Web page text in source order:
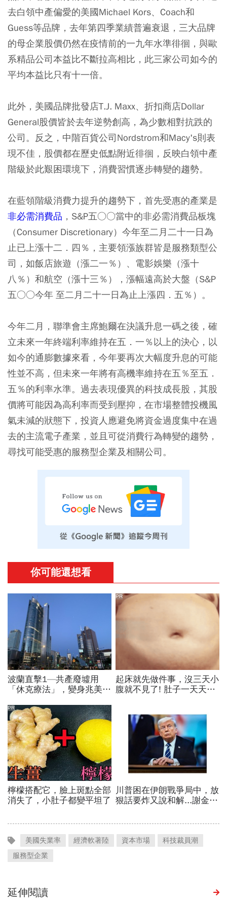
去白領中產偏愛的美國Michael Kors、Coach和
Guess等品牌，去年第四季業績普遍衰退，三大品牌
的母企業股價仍然在疫情前的一九年水準徘徊，與歐
系精品公司本益比不斷拉高相比，此三家公司如今的
平均本益比只有十一倍。
此外，美國品牌批發店T.J. Maxx、折扣商店Dollar
General股價皆於去年逆勢創高，為少數相對抗跌的
公司。反之，中階百貨公司Nordstrom和Macy's則表
現不佳，股價都在歷史低點附近徘徊，反映白領中產
階級於此艱困環境下，消費習慣逐步轉變的趨勢。
在藍領階級消費力提升的趨勢下，首先受惠的產業是
非必需消費品 ，S&P五○○當中的非必需消費品板塊
（Consumer Discretionary）今年至二月二十一日為
止已上漲十二．四％，主要領漲族群皆是服務類型公
司，如飯店旅遊（漲二一％）、電影娛樂（漲十
八％）和航空（漲十三％），漲幅遠高於大盤（S&P
五○○今年 至二月二十一日為止上漲四．五％）。
今年二月，聯準會主席鮑爾在決議升息一碼之後，確
立未來一年終端利率維持在五．一％以上的決心，以
如今的通膨數據來看，今年要再次大幅度升息的可能
性並不高，但未來一年將有高機率維持在五％至五．
五％的利率水準。過去表現優異的科技成長股，其股
價將可能因為高利率而受到壓抑，在市場整體投機風
氣未減的狀態下，投資人應避免將資金過度集中在過
去的主流電子產業，並且可從消費行為轉變的趨勢，
尋找可能受惠的服務型企業及相關公司。
美國失業率 經濟軟著陸 資本市場
科技裁員潮
服務型企業
延伸閱讀